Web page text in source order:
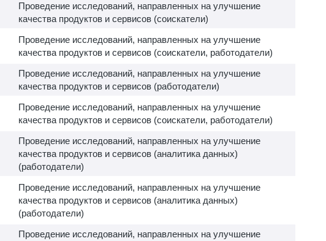
Проведение исследований, направленных на улучшение
качества продуктов и сервисов (соискатели)
Проведение исследований, направленных на улучшение
качества продуктов и сервисов (соискатели, работодатели)
Проведение исследований, направленных на улучшение
качества продуктов и сервисов (работодатели)
Проведение исследований, направленных на улучшение
качества продуктов и сервисов (соискатели, работодатели)
Проведение исследований, направленных на улучшение
качества продуктов и сервисов (аналитика данных)
(работодатели)
Проведение исследований, направленных на улучшение
качества продуктов и сервисов (аналитика данных)
(работодатели)
Проведение исследований, направленных на улучшение